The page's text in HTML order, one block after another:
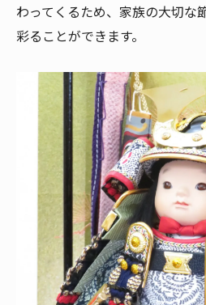
わってくるため、家族の大切な
彩ることができます。